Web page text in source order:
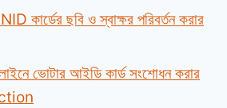
কার্ডের ছবি ও স্বাক্ষর পরিবর্তন করার
ভোটার আইডি কার্ড সংশোধন করার